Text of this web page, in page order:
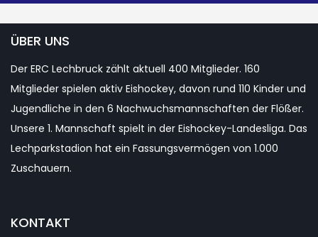
ÜBER UNS
Der ERC Lechbruck zählt aktuell 400 Mitglieder. 160
Mitglieder spielen aktiv Eishockey, davon rund 110 Kinder und
Jugendliche in den 6 Nachwuchsmannschaften der Flößer.
Unsere 1. Mannschaft spielt in der Eishockey-Landesliga. Das
Lechparkstadion hat ein Fassungsvermögen von 1.000
Zuschauern.
KONTAKT